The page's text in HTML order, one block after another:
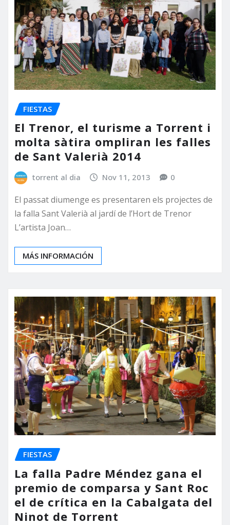
FIESTAS
El Trenor, el turisme a Torrent i
molta sàtira ompliran les falles
de Sant Valerià 2014
torrent al dia Nov 11, 2013 0
El passat diumenge es presentaren els projectes de
la falla Sant Valerià al jardí de l’Hort de Trenor
L’artista Joan…
MÁS INFORMACIÓN
FIESTAS
La falla Padre Méndez gana el
premio de comparsa y Sant Roc
el de crítica en la Cabalgata del
Ninot de Torrent